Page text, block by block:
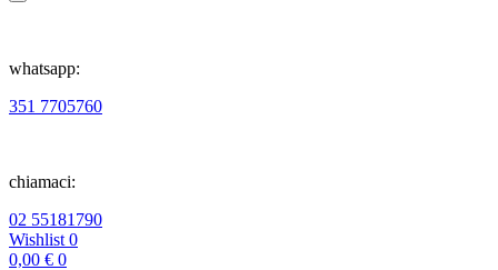
whatsapp:
351 7705760
chiamaci:
02 55181790
Wishlist 0
0,00 € 0